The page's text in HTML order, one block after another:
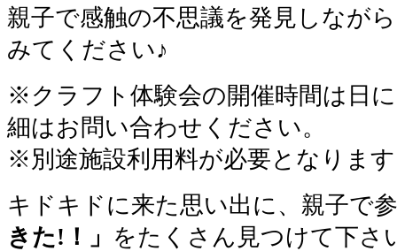
親子で感触の不思議を発見しなが
みてください♪
※クラフト体験会の開催時間は日
細はお問い合わせください。
※別途施設利用料が必要となりま
キドキドに来た思い出に、親子で
きた!！」 をたくさん見つけて下さ